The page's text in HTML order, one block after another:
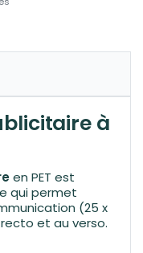
à
en PET est
qui permet
(25 x
et au verso.